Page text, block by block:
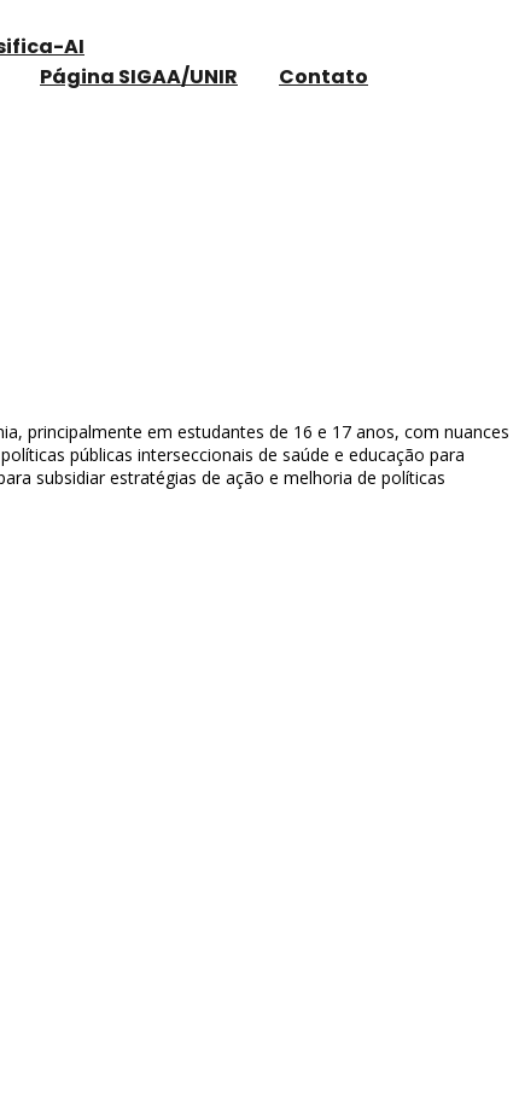
AI
Página SIGAA/UNIR Contato
principalmente em estudantes de 16 e 17 anos, com nuances
públicas interseccionais de saúde e educação para
subsidiar estratégias de ação e melhoria de políticas